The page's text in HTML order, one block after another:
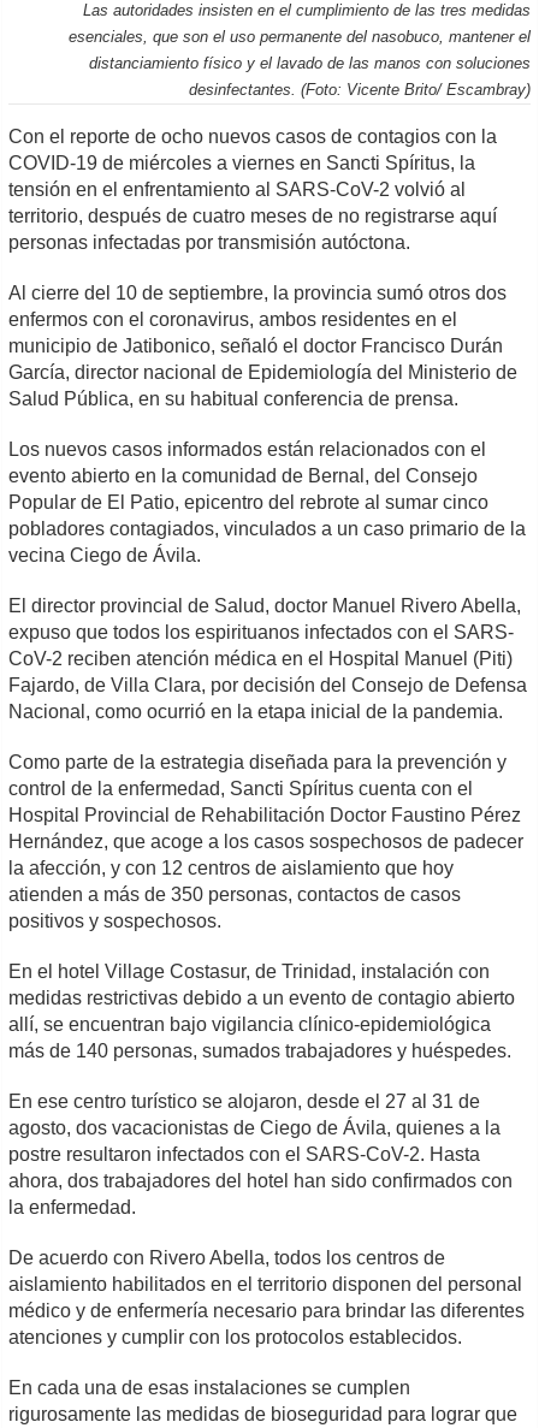
Las autoridades insisten en el cumplimiento de las tres medidas
esenciales, que son el uso permanente del nasobuco, mantener el
distanciamiento físico y el lavado de las manos con soluciones
desinfectantes. (Foto: Vicente Brito/ Escambray)
Con el reporte de ocho nuevos casos de contagios con la
COVID-19 de miércoles a viernes en Sancti Spíritus, la
tensión en el enfrentamiento al SARS-CoV-2 volvió al
territorio, después de cuatro meses de no registrarse aquí
personas infectadas por transmisión autóctona.
Al cierre del 10 de septiembre, la provincia sumó otros dos
enfermos con el coronavirus, ambos residentes en el
municipio de Jatibonico, señaló el doctor Francisco Durán
García, director nacional de Epidemiología del Ministerio de
Salud Pública, en su habitual conferencia de prensa.
Los nuevos casos informados están relacionados con el
evento abierto en la comunidad de Bernal, del Consejo
Popular de El Patio, epicentro del rebrote al sumar cinco
pobladores contagiados, vinculados a un caso primario de la
vecina Ciego de Ávila.
El director provincial de Salud, doctor Manuel Rivero Abella,
expuso que todos los espirituanos infectados con el SARS-
CoV-2 reciben atención médica en el Hospital Manuel (Piti)
Fajardo, de Villa Clara, por decisión del Consejo de Defensa
Nacional, como ocurrió en la etapa inicial de la pandemia.
Como parte de la estrategia diseñada para la prevención y
control de la enfermedad, Sancti Spíritus cuenta con el
Hospital Provincial de Rehabilitación Doctor Faustino Pérez
Hernández, que acoge a los casos sospechosos de padecer
la afección, y con 12 centros de aislamiento que hoy
atienden a más de 350 personas, contactos de casos
positivos y sospechosos.
En el hotel Village Costasur, de Trinidad, instalación con
medidas restrictivas debido a un evento de contagio abierto
allí, se encuentran bajo vigilancia clínico-epidemiológica
más de 140 personas, sumados trabajadores y huéspedes.
En ese centro turístico se alojaron, desde el 27 al 31 de
agosto, dos vacacionistas de Ciego de Ávila, quienes a la
postre resultaron infectados con el SARS-CoV-2. Hasta
ahora, dos trabajadores del hotel han sido confirmados con
la enfermedad.
De acuerdo con Rivero Abella, todos los centros de
aislamiento habilitados en el territorio disponen del personal
médico y de enfermería necesario para brindar las diferentes
atenciones y cumplir con los protocolos establecidos.
En cada una de esas instalaciones se cumplen
rigurosamente las medidas de bioseguridad para lograr que